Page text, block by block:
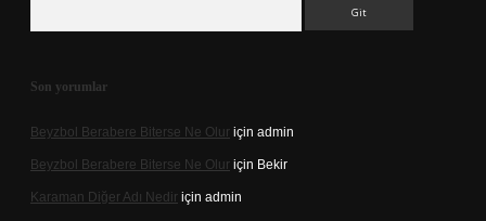
Son yorumlar
Beyzbol Berabere Biterse Ne Olur için admin
Beyzbol Berabere Biterse Ne Olur için Bekir
Karaman Diğer Adı Nedir için admin